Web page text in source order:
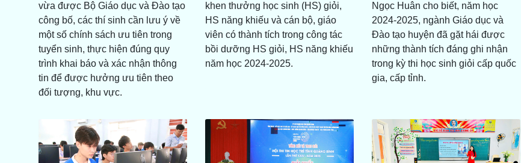
vừa được Bộ Giáo dục và Đào tạo
công bố, các thí sinh cần lưu ý về
một số chính sách ưu tiên trong
tuyển sinh, thực hiện đúng quy
trình khai báo và xác nhận thông
tin để được hưởng ưu tiên theo
đối tượng, khu vực.
khen thưởng học sinh (HS) giỏi,
HS năng khiếu và cán bộ, giáo
viên có thành tích trong công tác
bồi dưỡng HS giỏi, HS năng khiếu
năm học 2024-2025.
Ngọc Huân cho biết, năm học
2024-2025, ngành Giáo dục và
Đào tạo huyện đã gặt hái được
những thành tích đáng ghi nhận
trong kỳ thi học sinh giỏi cấp quốc
gia, cấp tỉnh.